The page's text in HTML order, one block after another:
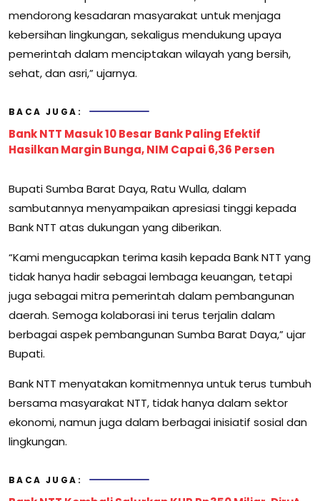
mendorong kesadaran masyarakat untuk menjaga
kebersihan lingkungan, sekaligus mendukung upaya
pemerintah dalam menciptakan wilayah yang bersih,
sehat, dan asri,” ujarnya.
BACA JUGA:
Bank NTT Masuk 10 Besar Bank Paling Efektif
Hasilkan Margin Bunga, NIM Capai 6,36 Persen
Bupati Sumba Barat Daya, Ratu Wulla, dalam
sambutannya menyampaikan apresiasi tinggi kepada
Bank NTT atas dukungan yang diberikan.
“Kami mengucapkan terima kasih kepada Bank NTT yang
tidak hanya hadir sebagai lembaga keuangan, tetapi
juga sebagai mitra pemerintah dalam pembangunan
daerah. Semoga kolaborasi ini terus terjalin dalam
berbagai aspek pembangunan Sumba Barat Daya,” ujar
Bupati.
Bank NTT menyatakan komitmennya untuk terus tumbuh
bersama masyarakat NTT, tidak hanya dalam sektor
ekonomi, namun juga dalam berbagai inisiatif sosial dan
lingkungan.
BACA JUGA: